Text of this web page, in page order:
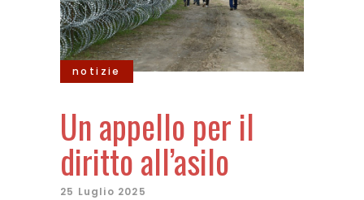
notizie
Un appello per il
diritto all’asilo
25 Luglio 2025